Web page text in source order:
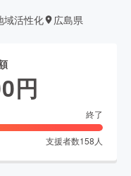
域活性化 広島県
円
終了
支援者数158 人